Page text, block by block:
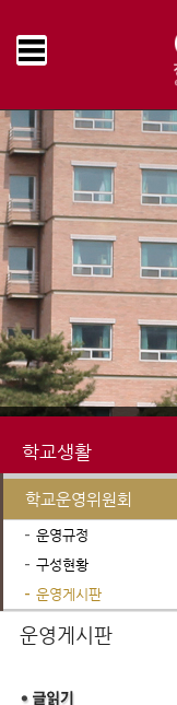
학교생활
신입생 안내
장학제도
생활안내
학교운영위원회
운영규정
구성현황
운영게시판
운영게시판